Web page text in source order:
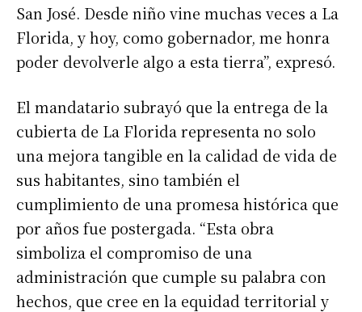
San José. Desde niño vine muchas veces a La
Florida, y hoy, como gobernador, me honra
poder devolverle algo a esta tierra”, expresó.
El mandatario subrayó que la entrega de la
cubierta de La Florida representa no solo
una mejora tangible en la calidad de vida de
sus habitantes, sino también el
cumplimiento de una promesa histórica que
por años fue postergada. “Esta obra
simboliza el compromiso de una
administración que cumple su palabra con
hechos, que cree en la equidad territorial y